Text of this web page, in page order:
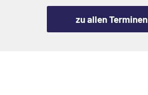
zu allen Terminen